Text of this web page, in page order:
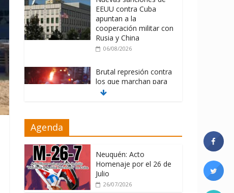
EEUU contra Cuba
apuntan a la
cooperación militar con
Rusia y China
06/08/2026
Brutal represión contra
los que marchan para
que no se venda la
La ONU condena
contra Cuba
06/08/2026
Agenda
Neuquén: Acto
Homenaje por el 26 de
Julio
26/07/2026